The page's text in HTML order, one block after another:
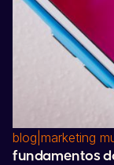
blog marketing
fundamentos